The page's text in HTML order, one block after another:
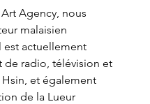
Agency, nous
malaisien
est actuellement
de radio, télévision et
et également
de la Lueur